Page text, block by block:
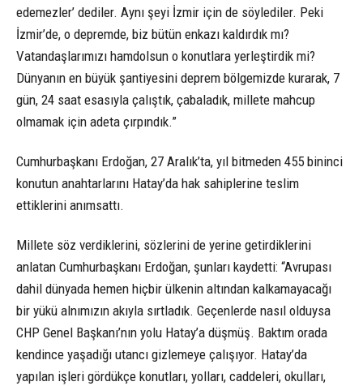
edemezler’ dediler. Aynı şeyi İzmir için de söylediler. Peki
İzmir’de, o depremde, biz bütün enkazı kaldırdık mı?
Vatandaşlarımızı hamdolsun o konutlara yerleştirdik mi?
Dünyanın en büyük şantiyesini deprem bölgemizde kurarak, 7
gün, 24 saat esasıyla çalıştık, çabaladık, millete mahcup
olmamak için adeta çırpındık.”
Cumhurbaşkanı Erdoğan, 27 Aralık’ta, yıl bitmeden 455 bininci
konutun anahtarlarını Hatay’da hak sahiplerine teslim
ettiklerini anımsattı.
Millete söz verdiklerini, sözlerini de yerine getirdiklerini
anlatan Cumhurbaşkanı Erdoğan, şunları kaydetti: “Avrupası
dahil dünyada hemen hiçbir ülkenin altından kalkamayacağı
bir yükü alnımızın akıyla sırtladık. Geçenlerde nasıl olduysa
CHP Genel Başkanı’nın yolu Hatay’a düşmüş. Baktım orada
kendince yaşadığı utancı gizlemeye çalışıyor. Hatay’da
yapılan işleri gördükçe konutları, yolları, caddeleri, okulları,